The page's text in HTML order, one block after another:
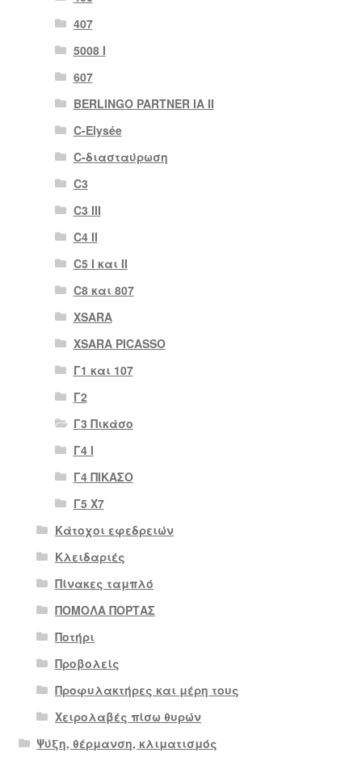
407
5008 Ι
607
BERLINGO PARTNER IA II
C-Elysée
C-διασταύρωση
C3
C3 III
C4 II
C5 I και II
C8 και 807
XSARA
XSARA PICASSO
Γ1 και 107
Γ2
Γ3 Πικάσο
Γ4 Ι
Γ4 ΠΙΚΑΣΟ
Γ5 Χ7
Κάτοχοι εφεδρειών
Κλειδαριές
Πίνακες ταμπλό
ΠΟΜΟΛΑ ΠΟΡΤΑΣ
Ποτήρι
Προβολείς
Προφυλακτήρες και μέρη τους
Χειρολαβές πίσω θυρών
Ψύξη, θέρμανση, κλιματισμός